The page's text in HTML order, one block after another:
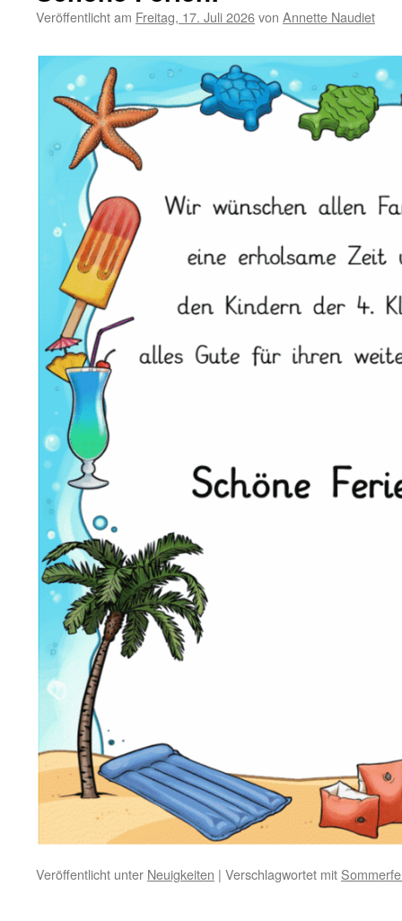
Veröffentlicht am Freitag, 17. Juli 2026von Annette Naudiet
Veröffentlicht unter Neuigkeiten | Verschlagwortet mit